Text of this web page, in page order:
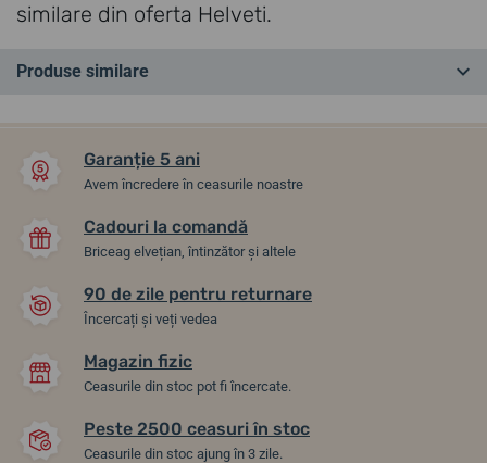
similare din oferta Helveti.
Produse similare
Citizen Eco-Drive Ladies
EM1220-82A
În stoc
Citizen Eco-Drive Ladies
Garanție 5 ani
Avem încredere în ceasurile noastre
Cadouri la comandă
Briceag elvețian, întinzător și altele
90 de zile pentru returnare
Încercați și veți vedea
Magazin fizic
Ceasurile din stoc pot fi încercate.
Peste 2500 ceasuri în stoc
Ceasurile din stoc ajung în 3 zile.